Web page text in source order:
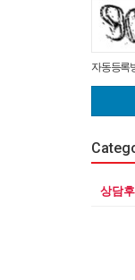
자동등록
상담